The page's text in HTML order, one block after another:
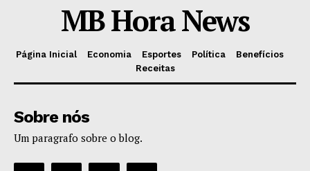
MB Hora News
Página Inicial Economia Esportes Política
Benefícios
Receitas
Sobre nós
Um paragrafo sobre o blog.